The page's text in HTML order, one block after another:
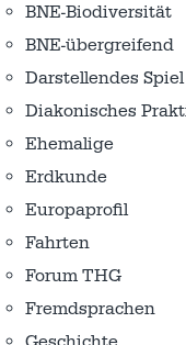
BNE-Biodiversität
BNE-übergreifend
Darstellendes Spiel
Diakonisches
Ehemalige
Erdkunde
Europaprofil
Fahrten
Forum THG
Fremdsprachen